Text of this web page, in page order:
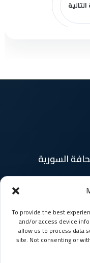
To provide the best
and/or access device
allow us to process data
site. Not consenting or
السورية
حول العالم